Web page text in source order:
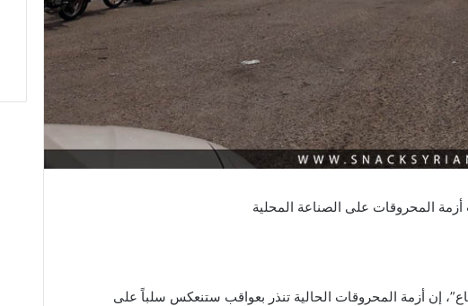
المحروقات على الصناعة المحلية
إن أزمة المحروقات الحالية تنذر بعواقب ستنعكس سلباً على